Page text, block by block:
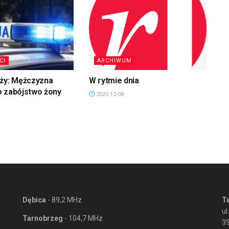
Mężczyzna
zabójstwo żony
ARCHIWUM
W rytmie dnia
2025-12-08
Dębica - 89,2 MHz
Tarnobrzeg - 104,7 MHz